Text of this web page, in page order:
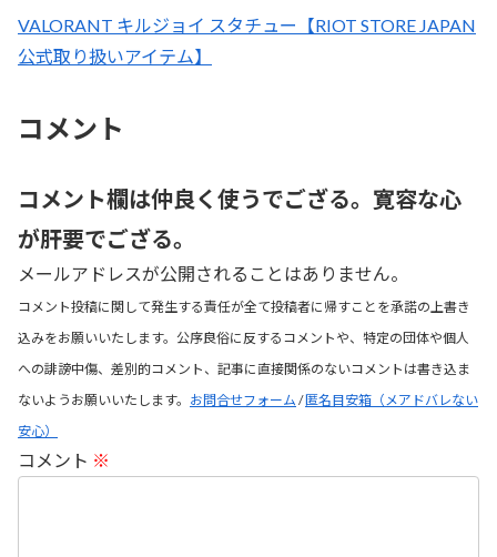
VALORANT キルジョイ スタチュー【RIOT STORE JAPAN
公式取り扱いアイテム】
コメント
コメント欄は仲良く使うでござる。寛容な心
が肝要でござる。
メールアドレスが公開されることはありません。
コメント投稿に関して発生する責任が全て投稿者に帰すことを承諾の上書き
込みをお願いいたします。公序良俗に反するコメントや、特定の団体や個人
への誹謗中傷、差別的コメント、記事に直接関係のないコメントは書き込ま
ないようお願いいたします。 お問合せフォーム /匿名目安箱（メアドバレない
安心）
コメント ※